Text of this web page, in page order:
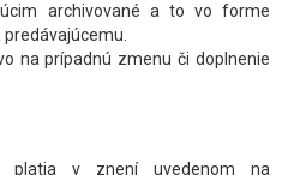
archivované a to vo forme
na prípadnú zmenu či doplnenie
platia v znení uvedenom na